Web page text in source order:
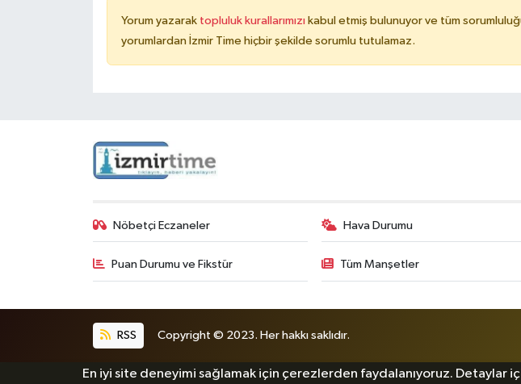
Yorum yazarak topluluk kurallarımızı kabul etmiş bulunuyor ve tüm
yorumlardan İzmir Time hiçbir şekilde sorumlu tutulamaz.
Nöbetçi Eczaneler Hava Durumu
Puan Durumu ve Fikstür Tüm Manşetler
RSS Copyright © 2023. Her hakkı saklıdır.
En iyi site deneyimi sağlamak için çerezlerden faydalanıyoruz. Detaylar